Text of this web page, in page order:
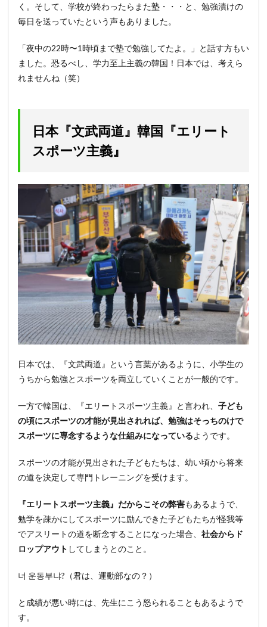
く。そして、学校が終わったらまた塾・・・と、勉強漬けの
毎日を送っていたという声もありました。
「夜中の22時〜1時頃まで塾で勉強してたよ。」と話す方もい
ました。恐るべし、学力至上主義の韓国！日本では、考えら
れませんね（笑）
日本『文武両道』韓国『エリート
スポーツ主義』
日本では、『文武両道』という言葉があるように、小学生の
うちから勉強とスポーツを両立していくことが一般的です。
一方で韓国は、『エリートスポーツ主義』と言われ、 子ども
の頃にスポーツの才能が見出されれば、勉強はそっちのけで
スポーツに専念するような仕組みになっているようです。
スポーツの才能が見出された子どもたちは、幼い頃から将来
の道を決定して専門トレーニングを受けます。
『エリートスポーツ主義』だからこその弊害もあるようで、
勉学を疎かにしてスポーツに励んできた子どもたちが怪我等
でアスリートの道を断念することになった場合、 社会からド
ロップアウト してしまうとのこと。
너 운동부냐?（君は、運動部なの？）
と成績が悪い時には、先生にこう怒られることもあるようで
す。